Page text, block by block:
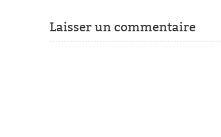
Laisser un commentaire